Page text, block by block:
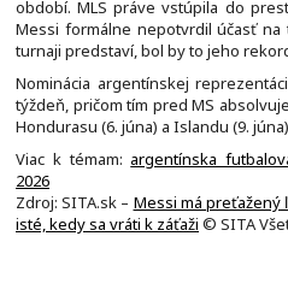
období. MLS práve vstúpila do
Messi formálne nepotvrdil účasť na
turnaji predstaví, bol by to jeho
Nominácia argentínskej
týždeň, pričom tím pred MS
Hondurasu (6. júna) a Islandu (9.
Viac k témam: argentínska
2026
Zdroj: SITA.sk – Messi má preťažený
isté, kedy sa vráti k záťaži © SITA